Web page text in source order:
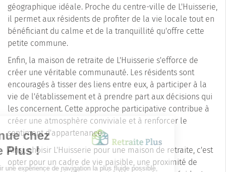
géographique idéale. Proche du centre-ville de L'Huisserie,
il permet aux résidents de profiter de la vie locale tout en
bénéficiant du calme et de la tranquillité qu'offre cette
petite commune.
Enfin, la maison de retraite de L'Huisserie s'efforce de
créer une véritable communauté. Les résidents sont
encouragés à tisser des liens entre eux, à participer à la
vie de l'établissement et à prendre part aux décisions qui
les concernent. Cette approche participative contribue à
créer une atmosphère conviviale et à renforcer le
sentiment d'appartenance.
Ainsi, choisir L'Huisserie pour une maison de retraite, c'est
opter pour un cadre de vie paisible, une proximité de